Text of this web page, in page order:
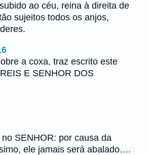
ao céu, reina à direita de
sujeitos todos os anjos,
a coxa, traz escrito este
E SENHOR DOS
SENHOR: por causa da
ele jamais será abalado.…